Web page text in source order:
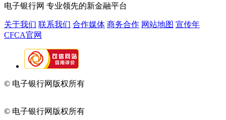
电子银行网 专业领先的新金融平台
关于我们 联系我们 合作媒体 商务合作 网站地图 宣传年
CFCA官网
© 电子银行网版权所有
© 电子银行网版权所有